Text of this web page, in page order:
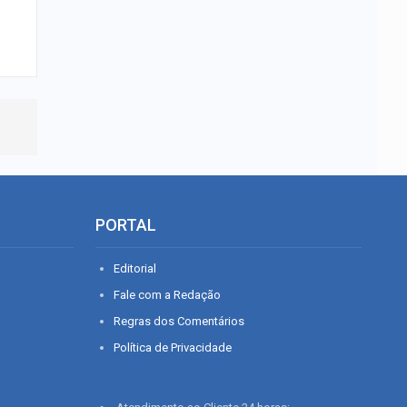
PORTAL
Editorial
Fale com a Redação
Regras dos Comentários
Política de Privacidade